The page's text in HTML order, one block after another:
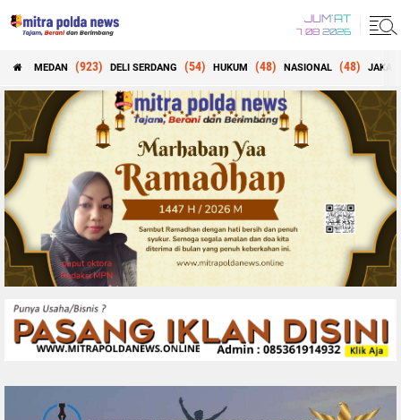
JUM'AT
7 08 2026
MEDAN (923) DELI SERDANG (54) HUKUM (48) NASIONAL (48)